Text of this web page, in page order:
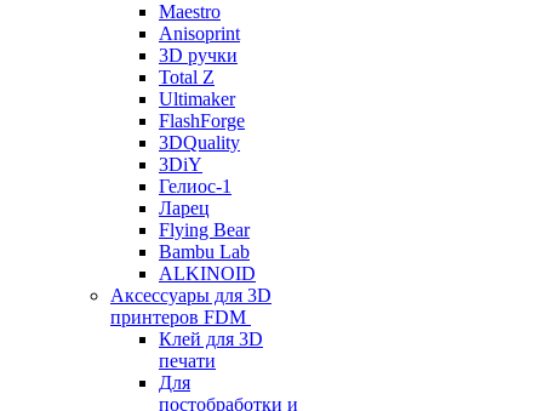
Maestro
Anisoprint
3D ручки
Total Z
Ultimaker
FlashForge
3DQuality
3DiY
Гелиос-1
Ларец
Flying Bear
Bambu Lab
ALKINOID
Аксессуары для 3D
принтеров FDM
Клей для 3D
печати
Для
постобработки и